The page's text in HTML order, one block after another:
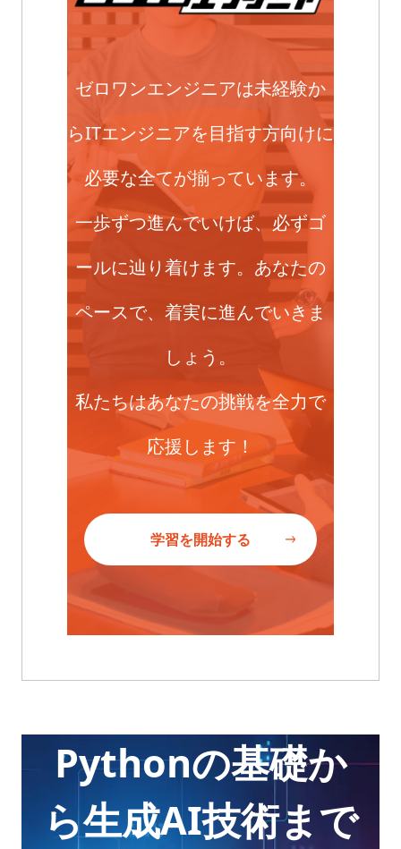
ゼロワンエンジニアは未経験か
らITエンジニアを目指す方向けに
必要な全てが揃っています。
一歩ずつ進んでいけば、必ずゴ
ールに辿り着けます。あなたの
ペースで、着実に進んでいきま
しょう。
私たちはあなたの挑戦を全力で
応援します！
学習を開始する
Pythonの基礎か
ら生成AI技術まで